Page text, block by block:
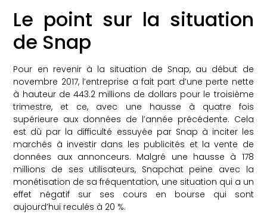
Le point sur la situation
de Snap
Pour en revenir à la situation de Snap, au début de
novembre 2017, l’entreprise a fait part d’une perte nette
à hauteur de 443.2 millions de dollars pour le troisième
trimestre, et ce, avec une hausse à quatre fois
supérieure aux données de l’année précédente. Cela
est dû par la difficulté essuyée par Snap à inciter les
marchés à investir dans les publicités et la vente de
données aux annonceurs. Malgré une hausse à 178
millions de ses utilisateurs, Snapchat peine avec la
monétisation de sa fréquentation, une situation qui a un
effet négatif sur ses cours en bourse qui sont
aujourd’hui reculés à 20 %.